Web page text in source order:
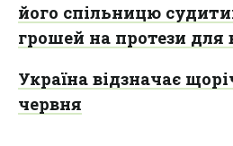
його спільницю
грошей на протези для
Україна відзначає
червня